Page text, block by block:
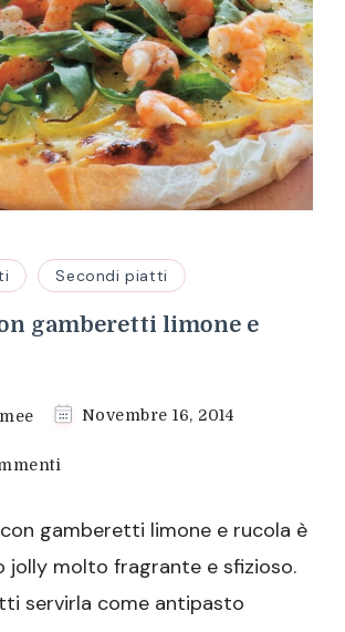
Secondi piatti
gamberetti limone e
Novembre 16, 2014
gamberetti
limone
rucola
gamberetti limone e rucola è
jolly molto fragrante e sfizioso.
servirla come antipasto